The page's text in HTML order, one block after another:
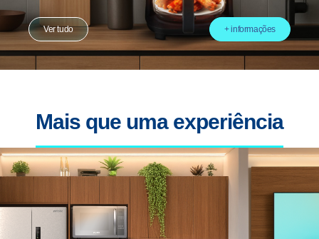
Ver tudo + informações
Mais que uma experiência